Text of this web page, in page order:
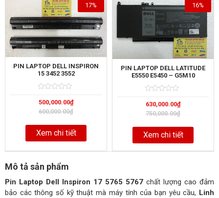
PIN LAPTOP DELL INSPIRON
15 3452 3552
0
out
of
600,000.00₫
500,000.00₫
17%
Xem chi tiết
PIN LAPTOP DELL LATITUDE
E5550 E5450 – G5M10
0
out
of
750,000.00₫
630,000.00₫
16%
Xem chi tiết
Mô tả sản phẩm
Pin Laptop Dell Inspiron 17 5765 5767 chất lượng cao đảm
bảo các thông số kỹ thuật mà máy tính của bạn yêu cầu, Linh